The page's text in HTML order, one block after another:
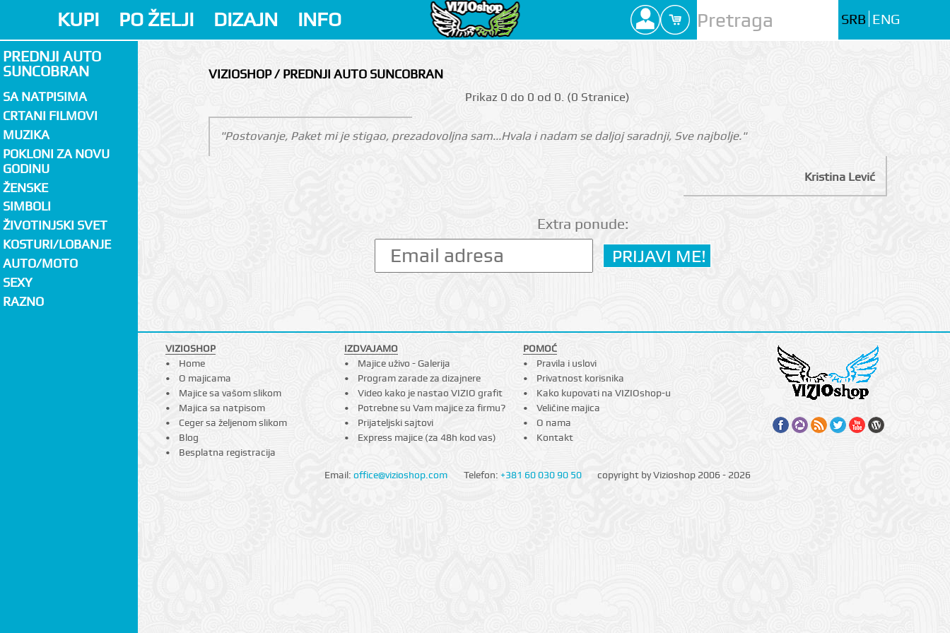
KUPI PO ŽELJI DIZAJN INFO SRB ENG
PREDNJI AUTO
SUNCOBRAN
SA NATPISIMA
CRTANI FILMOVI
MUZIKA
POKLONI ZA NOVU
GODINU
ŽENSKE
SIMBOLI
ŽIVOTINJSKI SVET
KOSTURI/LOBANJE
AUTO/MOTO
SEXY
RAZNO
VIZIOSHOP / PREDNJI AUTO SUNCOBRAN
Prikаz 0 do 0 оd 0. (0 Strаnicе)
"Postovanje, Paket mi je stigao, prezadovoljna sam...Hvala i nadam se daljoj saradnji, Sve najbolje."
Kristina Lević
Extra ponude:
VIZIOSHOP
Home
O majicama
Majice sa vašom slikom
Majica sa natpisom
Ceger sa željenom slikom
Blog
Besplatna registracija
IZDVAJAMO
Majice uživo - Galerija
Program zarade za dizajnere
Video kako je nastao VIZIO grafit
Potrebne su Vam majice za firmu?
Prijateljski sajtovi
Express majice (za 48h kod vas)
POMOĆ
Pravila i uslovi
Privatnost korisnika
Kako kupovati na VIZIOshop-u
Veličine majica
O nama
Kontakt
Email: office@vizioshop.com Telefon: +381 60 030 90 50 copyright by Vizioshop 2006 - 2026